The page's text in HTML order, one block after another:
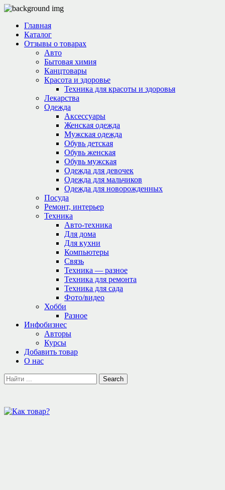
Главная
Каталог
Отзывы о товарах
Авто
Бытовая химия
Канцтовары
Красота и здоровье
Техника для красоты и здоровья
Лекарства
Одежда
Аксессуары
Женская одежда
Мужская одежда
Обувь детская
Обувь женская
Обувь мужская
Одежда для девочек
Одежда для мальчиков
Одежда для новорожденных
Посуда
Ремонт, интерьер
Техника
Авто-техника
Для дома
Для кухни
Компьютеры
Связь
Техника — разное
Техника для ремонта
Техника для сада
Фото/видео
Хобби
Разное
Инфобизнес
Авторы
Курсы
Добавить товар
О нас